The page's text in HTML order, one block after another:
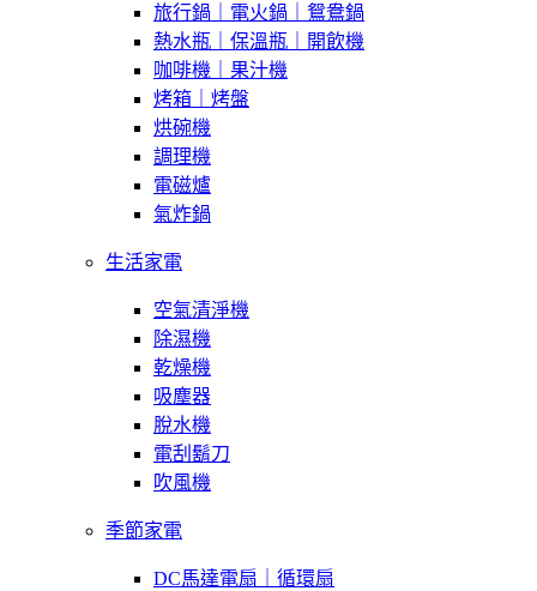
旅行鍋｜電火鍋｜鴛鴦鍋
熱水瓶｜保溫瓶｜開飲機
咖啡機｜果汁機
烤箱｜烤盤
烘碗機
調理機
電磁爐
氣炸鍋
生活家電
空氣清淨機
除濕機
乾燥機
吸塵器
脫水機
電刮鬍刀
吹風機
季節家電
DC馬達電扇｜循環扇